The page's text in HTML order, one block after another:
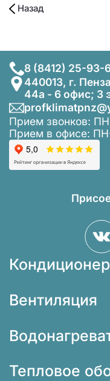
Назад
8 (8412) 25-93-
440013, г.
44а - 6 офис; 3
Прием звонков:
Прием в офисе:
Вентиляция
Тепловое